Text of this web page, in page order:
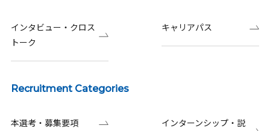
インタビュー・クロス
トーク
キャリアパス
Recruitment Categories
本選考・募集要項
インターンシップ・説